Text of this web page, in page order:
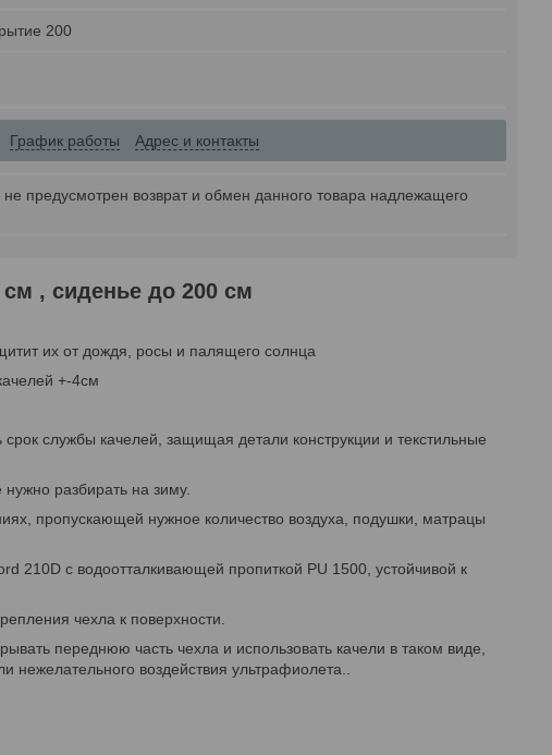
200
График работы Адрес и контакты
предусмотрен возврат и обмен данного товара надлежащего
, сиденье до 200 см
их от дождя, росы и палящего солнца
+-4см
службы качелей, защищая детали конструкции и текстильные
разбирать на зиму.
пропускающей нужное количество воздуха, подушки, матрацы
210D с водоотталкивающей пропиткой PU 1500, устойчивой к
чехла к поверхности.
переднюю часть чехла и использовать качели в таком виде,
нежелательного воздействия ультрафиолета..